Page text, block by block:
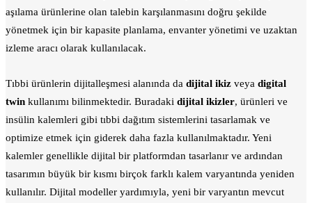
aşılama ürünlerine olan talebin karşılanmasını doğru şekilde
yönetmek için bir kapasite planlama, envanter yönetimi ve uzaktan
izleme aracı olarak kullanılacak.
Tıbbi ürünlerin dijitalleşmesi alanında da dijital ikiz veya digital
twin kullanımı bilinmektedir. Buradaki dijital ikizler, ürünleri ve
insülin kalemleri gibi tıbbi dağıtım sistemlerini tasarlamak ve
optimize etmek için giderek daha fazla kullanılmaktadır. Yeni
kalemler genellikle dijital bir platformdan tasarlanır ve ardından
tasarımın büyük bir kısmı birçok farklı kalem varyantında yeniden
kullanılır. Dijital modeller yardımıyla, yeni bir varyantın mevcut